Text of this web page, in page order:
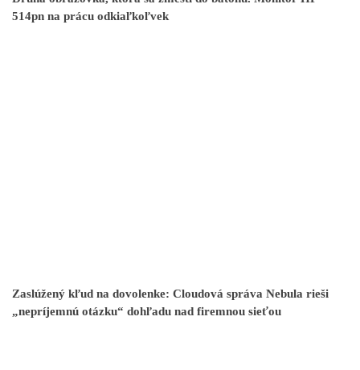
514pn na prácu odkiaľkoľvek
Zaslúžený kľud na dovolenke: Cloudová správa Nebula rieši
„nepríjemnú otázku“ dohľadu nad firemnou sieťou